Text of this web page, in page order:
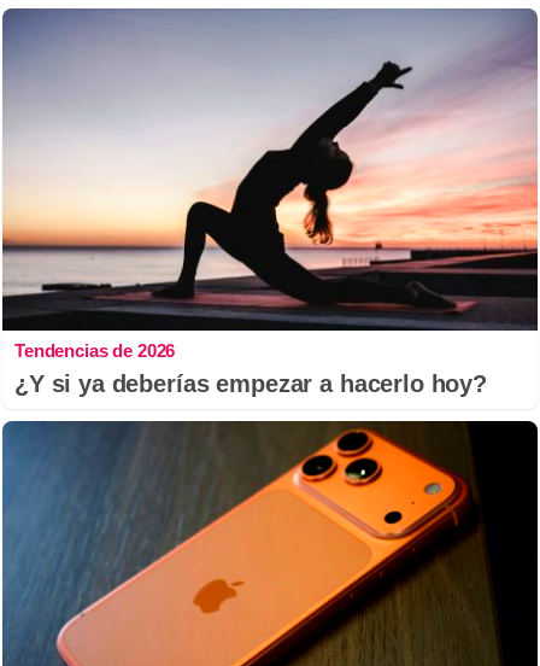
Tendencias de 2026
¿Y si ya deberías empezar a hacerlo hoy?